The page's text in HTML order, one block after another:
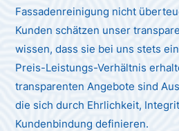
Fassadenreinigung nicht
Kunden schätzen unser
wissen, dass sie bei uns stets
Preis-Leistungs-Verhältnis
transparenten Angebote sind
die sich durch Ehrlichkeit,
Kundenbindung definieren.